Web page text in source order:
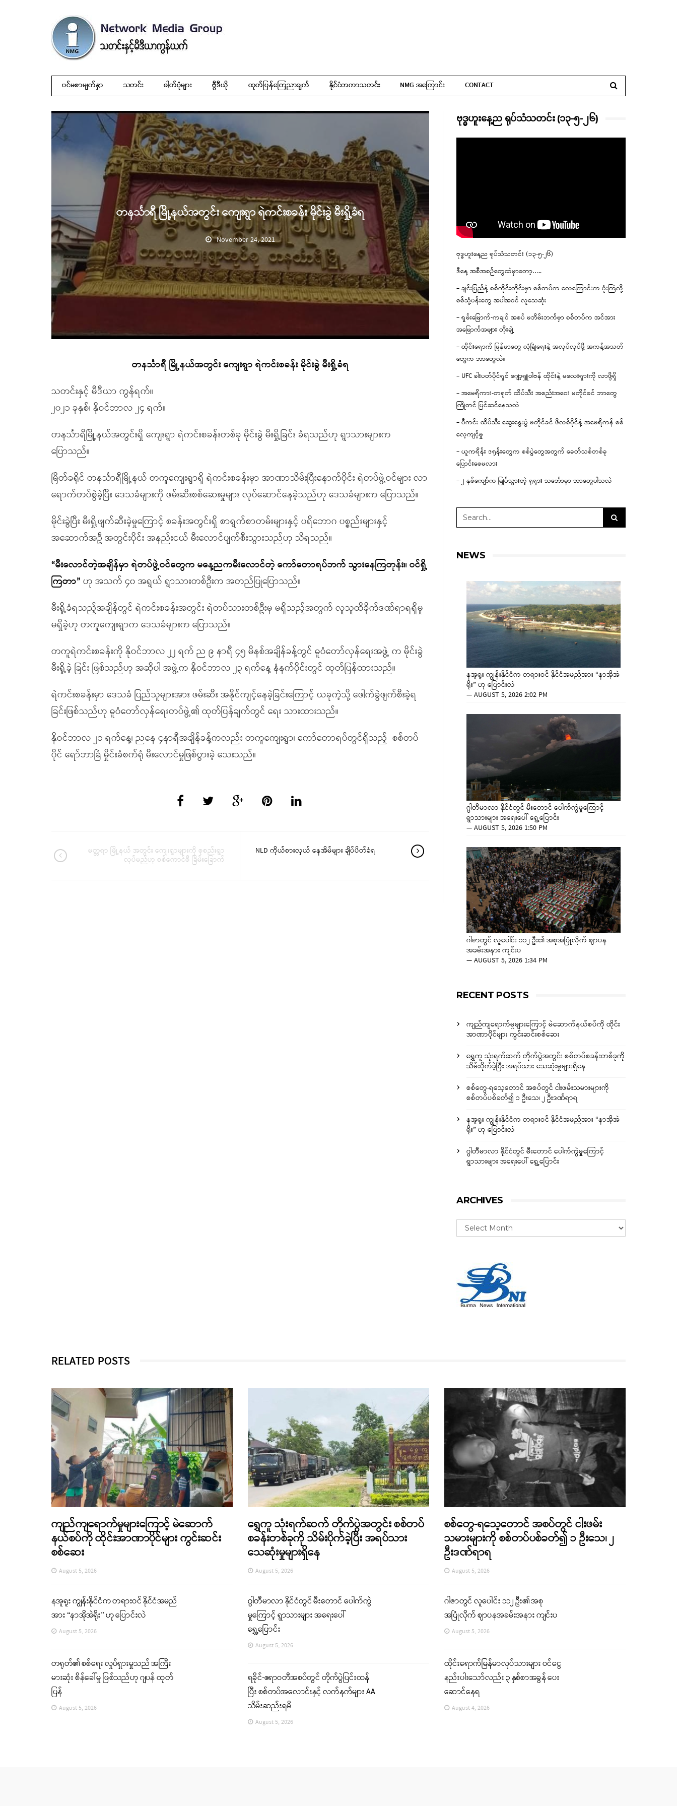
ပင်မစာမျက်နှာ သတင်း ဓါတ်ပုံများ ဗွီဒီယို ထုတ်ပြန်ကြေညာချက် နိုင်ငံတကာသတင်း NMG အကြောင်း CONTACT
တနင်္သာရီ မြို့နယ်အတွင်း ကျေးရွာ ရဲကင်းစခန်း မိုင်းခွဲ မီးရှို့ခံရ
November 24, 2021
တနင်္သာရီ မြို့နယ်အတွင်း ကျေးရွာ ရဲကင်းစခန်း မိုင်းခွဲ မီးရှို့ခံရ
သတင်းနှင့် မီဒီယာ ကွန်ရက်။
၂၀၂၁ ခုနှစ်၊ နိုဝင်ဘာလ ၂၄ ရက်။
တနင်္သာရီမြို့နယ်အတွင်းရှိ ကျေးရွာ ရဲကင်းစခန်းတစ်ခု မိုင်းခွဲ မီးရှို့ခြင်း ခံရသည်ဟု ရွာသားများက
ပြောသည်။
မြိတ်ခရိုင် တနင်္သာရီမြို့နယ် တကူကျေးရွာရှိ ရဲကင်းစခန်းမှာ အာဏာသိမ်းပြီးနောက်ပိုင်း ရဲတပ်ဖွဲ့ဝင်များ လာ
ရောက်တပ်စွဲခဲ့ပြီး ဒေသခံများကို ဖမ်းဆီးစစ်ဆေးမှုများ လုပ်ဆောင်နေခဲ့သည်ဟု ဒေသခံများက ပြောသည်။
မိုင်းခွဲပြီး မီးရှို့ဖျက်ဆီးခဲ့မှုကြောင့် စခန်းအတွင်းရှိ စာရွက်စာတမ်းများနှင့် ပရိဘောဂ ပစ္စည်းများနှင့်
အဆောက်အဦ အတွင်းပိုင်း အနည်းငယ် မီးလောင်ပျက်စီးသွားသည်ဟု သိရသည်။
“မီးလောင်တဲ့အချိန်မှာ ရဲတပ်ဖွဲ့ဝင်တွေက မနေ့ညကမီးလောင်တဲ့ ကော်တောရပ်ဘက် သွားနေကြတုန်း။ ဝင်ရှို့
ကြတာ” ဟု အသက် ၄၀ အရွယ် ရွာသားတစ်ဦးက အတည်ပြုပြောသည်။
မီးရှို့ခံရသည့်အချိန်တွင် ရဲကင်းစခန်းအတွင်း ရဲတပ်သားတစ်ဦးမှ မရှိသည့်အတွက် လူသူထိခိုက်ဒဏ်ရာရရှိမှု
မရှိခဲ့ဟု တကူကျေးရွာက ဒေသခံများက ပြောသည်။
တကူရဲကင်းစခန်းကို နိုဝင်ဘာလ ၂၂ ရက် ည ၉ နာရီ ၄၅ မိနစ်အချိန်ခန့်တွင် ဓူဝံတော်လှန်ရေးအဖွဲ့ က မိုင်းခွဲ
မီးရှို့ခဲ့ ခြင်း ဖြစ်သည်ဟု အဆိုပါ အဖွဲ့က နိုဝင်ဘာလ ၂၃ ရက်နေ့ နံနက်ပိုင်းတွင် ထုတ်ပြန်ထားသည်။
ရဲကင်းစခန်းမှာ ဒေသခံ ပြည်သူများအား ဖမ်းဆီး အနိုင်ကျင့်နေခဲ့ခြင်းကြောင့် ယခုကဲ့သို့ ဖေါက်ခွဲဖျက်စီးခဲ့ရ
ခြင်းဖြစ်သည်ဟု ဓူဝံတော်လှန်ရေးတပ်ဖွဲ့၏ ထုတ်ပြန်ချက်တွင် ရေး သားထားသည်။
နိုဝင်ဘာလ ၂၁ ရက်နေ့၊ ညနေ ၄နာရီအချိန်ခန့်ကလည်း တကူကျေးရွာ၊ ကော်တောရပ်တွင်ရှိသည့် စစ်တပ်
ပိုင် ရော်ဘာခြံ မှိုင်းခံစက်ရုံ မီးလောင်မှုဖြစ်ပွားခဲ့ သေးသည်။
မတ္တရာ မြို့နယ် အတွင်း ကျေးရွာများကို စုစည်းရွာ
လုပ်မည်ဟု စစ်ကောင်စီ ခြိမ်းခြောက်
NLD ကိုယ်စားလှယ် နေအိမ်များ ချိပ်ပိတ်ခံရ
ဗုဒ္ဓဟူးနေ့ည ရုပ်သံသတင်း (၁၃-၅-၂၆)
ဗုဒ္ဓဟူးနေ့ည ရုပ်သံသတင်း (၁၃-၅-၂၆)
ဒီနေ့ အစီအစဉ်တွေထဲမှာတော့…..
– ချင်းပြည်နဲ့ စစ်ကိုင်းတိုင်းမှာ စစ်တပ်က လေကြောင်းက ဗုံးကြဲလို့
စစ်သုံ့ပန်းတွေ အပါအဝင် လူသေဆုံး
– ရှမ်းမြောက်-ကချင် အစပ် မဘိမ်းဘက်မှာ စစ်တပ်က အင်အား
အမြောက်အများ တိုးချဲ့
– ထိုင်းရောက် မြန်မာတွေ လုံခြုံရေးနဲ့ အလုပ်လုပ်ဖို့ အကန့်အသတ်
တွေက ဘာတွေလဲ။
– UFC ခါးပတ်ပိုင်ရှင် ဂျော့ရှူဝါဗန် ထိုင်းနဲ့ မလေးရှားကို လာဖို့ရှိ
– အမေရိကား-တရုတ် ထိပ်သီး အစည်းအဝေး မတိုင်ခင် ဘာတွေ
ကြိုတင် ပြင်ဆင်နေသလဲ
– ပီကင်း ထိပ်သီး ဆွေးနွေးပွဲ မတိုင်ခင် ဖိလစ်ပိုင်နဲ့ အမေရိကန် စစ်
လေ့ကျင့်မှု
– ယူကရိန်း ဒရုန်းတွေက စစ်ပွဲတွေအတွက် ခေတ်သစ်တစ်ခု
ပြောင်းစေမလား
– ၂ နှစ်ကျော်က မြုပ်သွားတဲ့ ရုရှား သင်္ဘောမှာ ဘာတွေပါသလဲ
NEWS
နအူရူး ကျွန်းနိုင်ငံက တရားဝင် နိုင်ငံအမည်အား “နာအိုအဲ
ရိုး” ဟု ပြောင်းလဲ
—AUGUST 5, 2026 2:02 PM
ဂွါတီမာလာ နိုင်ငံတွင် မီးတောင် ပေါက်ကွဲမှုကြောင့်
ရွာသားများ အရေးပေါ် ရွှေ့ပြောင်း
—AUGUST 5, 2026 1:50 PM
ဂါဇာတွင် လူပေါင်း ၁၁၂ ဦး၏ အစုအပြုံလိုက် ဈာပန
အခမ်းအနား ကျင်းပ
—AUGUST 5, 2026 1:34 PM
RECENT POSTS
ကျည်ကျရောက်မှုများကြောင့် မဲဆောက်နယ်စပ်ကို ထိုင်း
အာဏာပိုင်များ ကွင်းဆင်းစစ်ဆေး
ရွှေကူ သုံးရက်ဆက် တိုက်ပွဲအတွင်း စစ်တပ်စခန်းတစ်ခုကို
သိမ်းပိုက်ခဲ့ပြီး အရပ်သား သေဆုံးမှုများရှိနေ
စစ်တွေ-ရသေ့တောင် အစပ်တွင် ငါးဖမ်းသမားများကို
စစ်တပ်ပစ်ခတ်၍ ၁ ဦးသေ၊ ၂ ဦးဒဏ်ရာရ
နအူရူး ကျွန်းနိုင်ငံက တရားဝင် နိုင်ငံအမည်အား “နာအိုအဲ
ရိုး” ဟု ပြောင်းလဲ
ဂွါတီမာလာ နိုင်ငံတွင် မီးတောင် ပေါက်ကွဲမှုကြောင့်
ရွာသားများ အရေးပေါ် ရွှေ့ပြောင်း
ARCHIVES
RELATED POSTS
ကျည်ကျရောက်မှုများကြောင့် မဲဆောက်
နယ်စပ်ကို ထိုင်းအာဏာပိုင်များ ကွင်းဆင်း
စစ်ဆေး
August 5, 2026
နအူရူး ကျွန်းနိုင်ငံက တရားဝင် နိုင်ငံအမည်
အား “နာအိုအဲရိုး” ဟု ပြောင်းလဲ
August 5, 2026
တရုတ်၏ စစ်ရေး လှုပ်ရှားမှုသည် အကြီး
မားဆုံး စိန်ခေါ်မှု ဖြစ်သည်ဟု ဂျပန် ထုတ်
ပြန်
August 5, 2026
ရွှေကူ သုံးရက်ဆက် တိုက်ပွဲအတွင်း စစ်တပ်
စခန်းတစ်ခုကို သိမ်းပိုက်ခဲ့ပြီး အရပ်သား
သေဆုံးမှုများရှိနေ
August 5, 2026
ဂွါတီမာလာ နိုင်ငံတွင် မီးတောင် ပေါက်ကွဲ
မှုကြောင့် ရွာသားများ အရေးပေါ်
ရွှေ့ပြောင်း
August 5, 2026
ရခိုင်-ဧရာဝတီအစပ်တွင် တိုက်ပွဲပြင်းထန်
ပြီး စစ်တပ်အလောင်းနှင့် လက်နက်များ AA
သိမ်းဆည်းရမိ
August 5, 2026
စစ်တွေ-ရသေ့တောင် အစပ်တွင် ငါးဖမ်း
သမားများကို စစ်တပ်ပစ်ခတ်၍ ၁ ဦးသေ၊ ၂
ဦးဒဏ်ရာရ
August 5, 2026
ဂါဇာတွင် လူပေါင်း ၁၁၂ ဦး၏ အစု
အပြုံလိုက် ဈာပနအခမ်းအနား ကျင်းပ
August 5, 2026
ထိုင်းရောက်မြန်မာလုပ်သားများ ဝင်ငွေ
နည်းပါးသော်လည်း ၃ နှစ်စာအခွန် ပေး
ဆောင်နေရ
August 4, 2026